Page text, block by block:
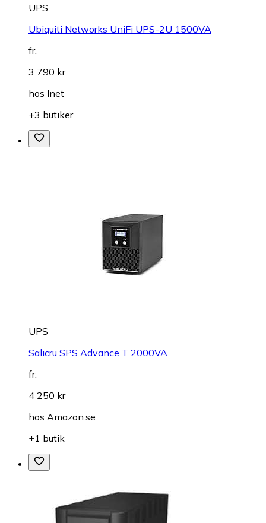
UPS
Ubiquiti Networks UniFi UPS-2U 1500VA
fr.
3 790 kr
hos Inet
+3 butiker
UPS
Salicru SPS Advance T 2000VA
fr.
4 250 kr
hos Amazon.se
+1 butik